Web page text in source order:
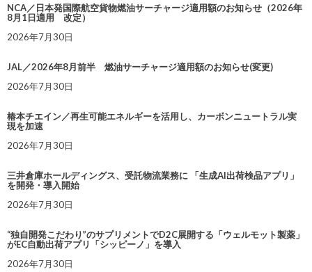
NCA／日本発国際航空貨物燃油サーチャージ適用額のお知らせ（2026年
8月1日適用 改定）
2026年7月30日
JAL／2026年8月前半 燃油サーチャージ適用額のお知らせ(変更)
2026年7月30日
椿本チエイン／再生可能エネルギーを活用し、カーボンニュートラル実
現を加速
2026年7月30日
三井倉庫ホールディングス、受託物流業務に 「生成AI出荷検品アプリ」
を開発・導入開始
2026年7月30日
“独自開発こだわり”のサプリメントでD2C展開する「ウェルモット製薬」
がEC自動出荷アプリ「シッピーノ」を導入
2026年7月30日